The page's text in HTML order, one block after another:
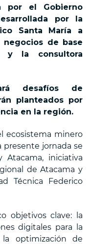
por el Gobierno
por la
Santa María a
de base
y la consultora
desafíos de
planteados por
en la región.
ecosistema minero
presente jornada se
iniciativa
de Atacama y
Técnica Federico
objetivos clave: la
digitales para la
optimización de